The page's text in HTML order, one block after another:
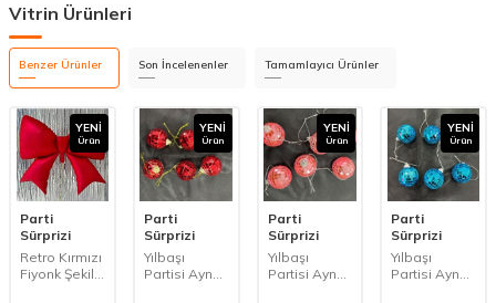
Vitrin Ürünleri
Benzer Ürünler Son İncelenenler Tamamlayıcı Ürünler
YENI
Ürün
Parti
Sürprizi
Retro Kırmızı
Fiyonk Şekilli
YENI
Ürün
Parti
Sürprizi
Yılbaşı
Partisi Aynalı
YENI
Ürün
Parti
Sürprizi
Yılbaşı
Partisi Aynalı
YENI
Ürün
Parti
Sürprizi
Yılbaşı
Partisi Aynalı